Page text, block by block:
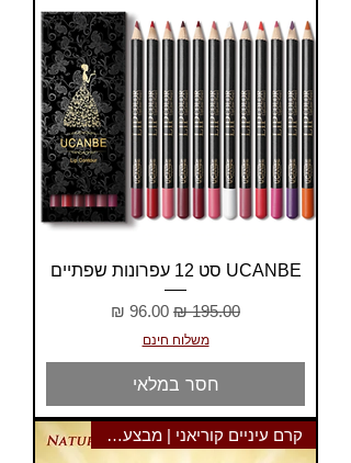
UCANBE סט 12 עפרונות שפתיים
מחיר רגיל מחיר מבצע
משלוח חינם
חסר במלאי
קרם עיניים קוריאני | מבצע 1+1